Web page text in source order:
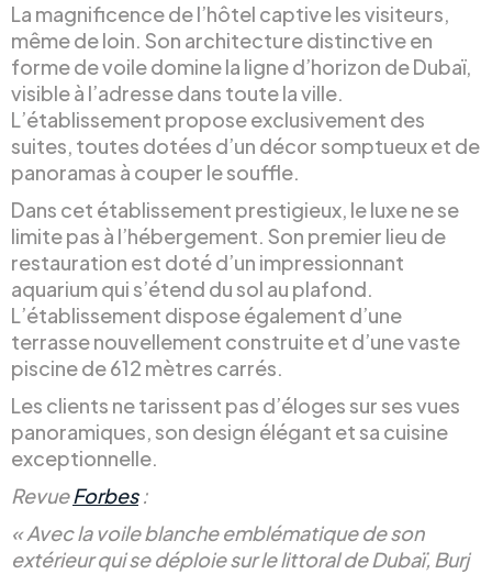
La magnificence de l’hôtel captive les visiteurs,
même de loin. Son architecture distinctive en
forme de voile domine la ligne d’horizon de Dubaï,
visible à l’adresse dans toute la ville.
L’établissement propose exclusivement des
suites, toutes dotées d’un décor somptueux et de
panoramas à couper le souffle.
Dans cet établissement prestigieux, le luxe ne se
limite pas à l’hébergement. Son premier lieu de
restauration est doté d’un impressionnant
aquarium qui s’étend du sol au plafond.
L’établissement dispose également d’une
terrasse nouvellement construite et d’une vaste
piscine de 612 mètres carrés.
Les clients ne tarissent pas d’éloges sur ses vues
panoramiques, son design élégant et sa cuisine
exceptionnelle.
RevueForbes :
« Avec la voile blanche emblématique de son
extérieur qui se déploie sur le littoral de Dubaï, Burj